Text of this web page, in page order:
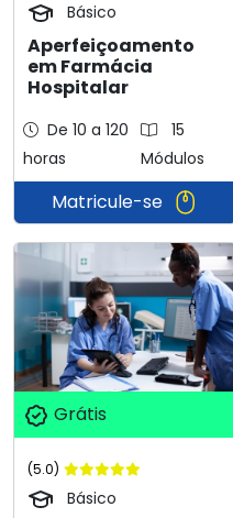
Básico
Aperfeiçoamento
em Farmácia
Hospitalar
De 10 a 120
horas
15
Módulos
Matricule-se
Grátis
(5.0)
Básico